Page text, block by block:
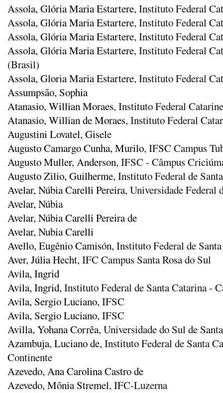
Assola, Glória Maria Estartere, Instituto Federal
Assola, Glória Maria Estartere, Instituto Federal
Assola, Glória Maria Estartere, Instituto Federal
Assola, Glória Maria Estartere, Instituto Federal
(Brasil)
Assola, Gloria Maria Estartere, Instituto Federal
Assumpsão, Sophia
Atanasio, Willian Moraes, Instituto Federal
Atanasio, Willian de Moraes, Instituto Federal
Augustini Lovatel, Gisele
Augusto Camargo Cunha, Murilo, IFSC Campus
Augusto Muller, Anderson, IFSC - Câmpus
Augusto Zilio, Guilherme, Instituto Federal de
Avelar, Núbia Carelli Pereira, Universidade Federal
Avelar, Núbia
Avelar, Núbia Carelli Pereira de
Avelar, Nubia Carelli
Avello, Eugênio Camisón, Instituto Federal de
Aver, Júlia Hecht, IFC Campus Santa Rosa do Sul
Avila, Ingrid
Avila, Ingrid, Instituto Federal de Santa Catarina -
Avila, Sergio Luciano, IFSC
Avila, Sergio Luciano, IFSC
Avilla, Yohana Corrêa, Universidade do Sul de
Azambuja, Luciano de, Instituto Federal de Santa
Continente
Azevedo, Ana Carolina Castro de
Azevedo, Mônia Stremel, IFC-Luzerna